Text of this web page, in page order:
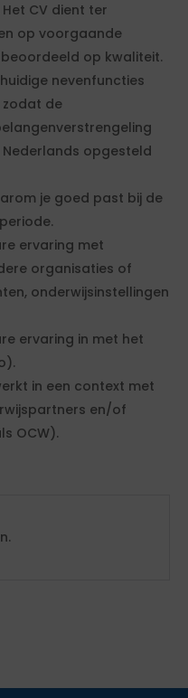
CV dient ter
op voorgaande
op kwaliteit.
nevenfuncties
de
Nederlands opgesteld
je goed past bij de
ervaring met
organisaties of
onderwijsinstellingen
ervaring in met het
in een context met
en/of
OCW).